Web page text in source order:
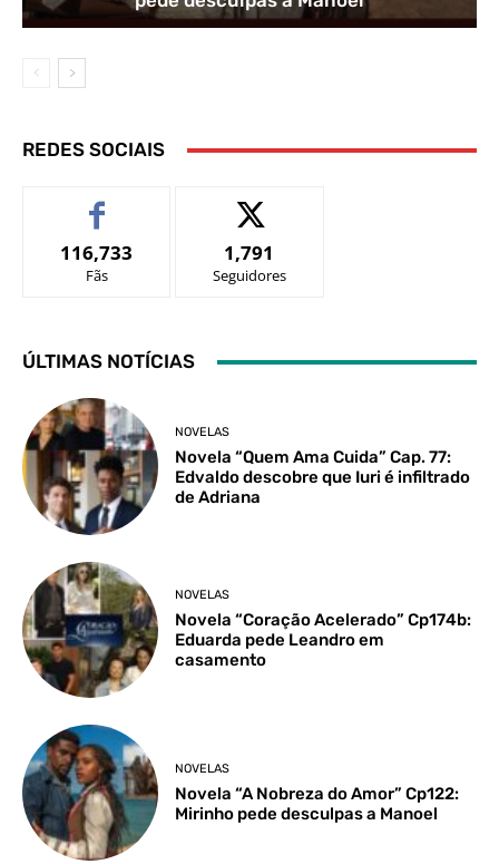
REDES SOCIAIS
116,733
Fãs
1,791
Seguidores
ÚLTIMAS NOTÍCIAS
NOVELAS
Novela “Quem Ama Cuida” Cap. 77:
Edvaldo descobre que Iuri é infiltrado
de Adriana
NOVELAS
Novela “Coração Acelerado” Cp174b:
Eduarda pede Leandro em
casamento
NOVELAS
Novela “A Nobreza do Amor” Cp122:
Mirinho pede desculpas a Manoel